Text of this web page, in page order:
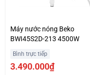
Máy nước nóng Beko
BWI45S2D-213 4500W
Bình trực tiếp
3.490.000₫